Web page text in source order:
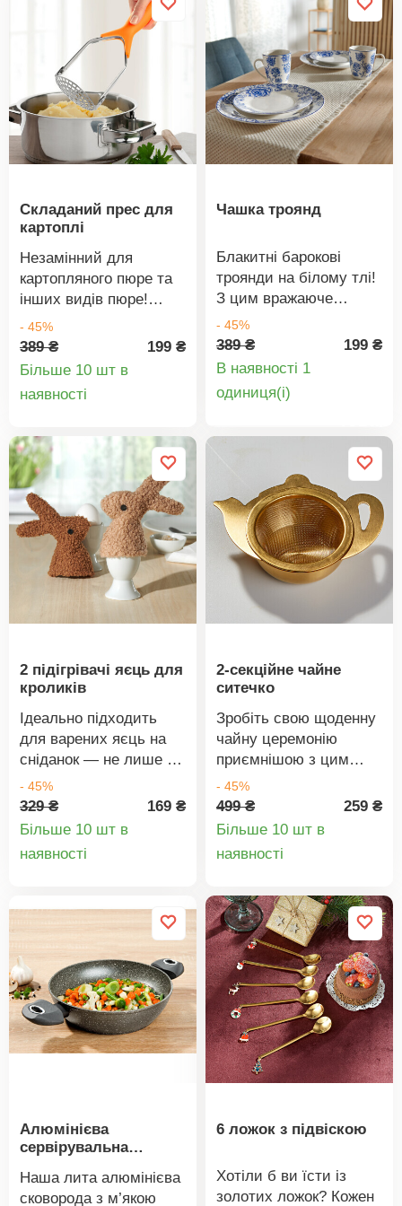
комплекті 1 металева
сталева вати.
Надягніть сталеву
ватку - вона
тримається ідеально!
Можна
використовувати
багаторазово.
сталевих вати. У
комплекті 1 металева
ватка.
Складаний прес для
картоплі
Незамінний для
картопляного пюре та
інших видів пюре!
Суперпрактичний: наш
прес можна скласти,
тому він поміститься в
нержавіюча сталь.
2,8 см. Складаний.
Економить місце. З
м’якою ручкою.
- 45%
389 ₴
199 ₴
Більше 10 шт в
наявності
Чашка троянд
Блакитні барокові
троянди на білому тлі!
З цим вражаюче
красивим
порцеляновим посудом
обід стане приємним
Порцеляна, висота
Порцеляна.
Романтичний принт із
трояндами. Для
святкових випадків та
повсякденного життя.
- 45%
389 ₴
199 ₴
В наявності 1
oдиниця(і)
2 підігрівачі яєць для
кроликів
Ідеально підходить
для варених яєць на
сніданок — не лише на
Великдень. Вони
залишатимуться
смачно теплими
милими плюшевими
- 45%
329 ₴
169 ₴
Більше 10 шт в
наявності
2-секційне чайне
ситечко
Зробіть свою щоденну
чайну церемонію
приємнішою з цим
елегантним чайним
ситечком з піддоном
для крапель.
для всіх поширених
сталь, 10 x 7,6 x 2,3
см. Нержавіюча сталь
Елегантний дизайн 2
частини
- 45%
499 ₴
259 ₴
Більше 10 шт в
наявності
Алюмінієва
сервірувальна
Наша лита алюмінієва
сковорода з м’якою
6 ложок з підвіскою
Хотіли б ви їсти із
золотих ложок? Кожен